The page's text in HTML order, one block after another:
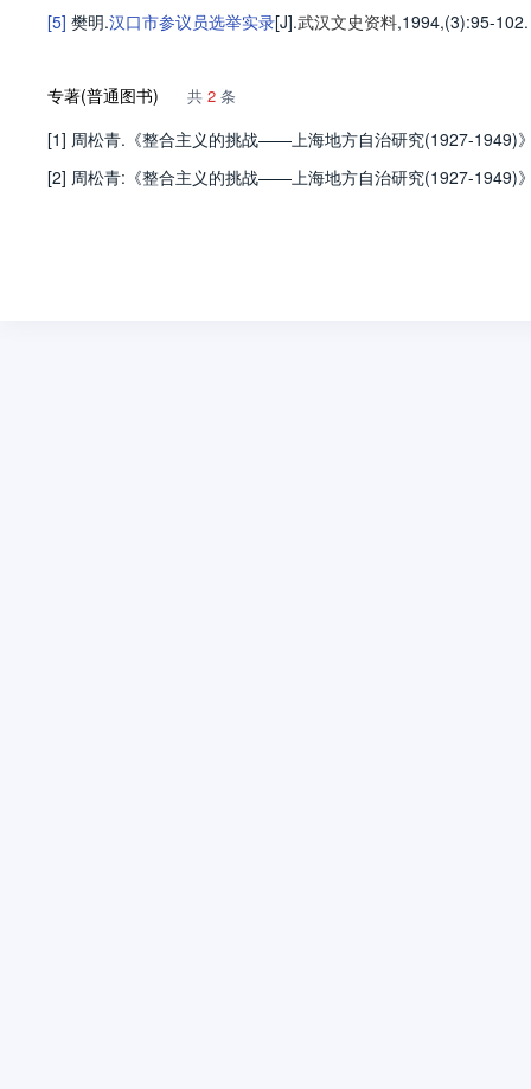
[5] 樊明.汉口市参议员选举实录[J].武汉文史资料,1994,(3):95-102.
专著(普通图书) 共 2 条
[1] 周松青.《整合主义的挑战——上海地方自治研究(1927-1949)
[2] 周松青:《整合主义的挑战——上海地方自治研究(1927-1949)